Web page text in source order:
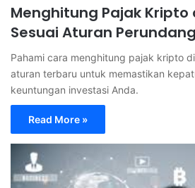
Menghitung Pajak Kripto
Sesuai Aturan
Pahami cara menghitung pajak kripto
aturan terbaru untuk memastikan
keuntungan investasi Anda.
Read More »